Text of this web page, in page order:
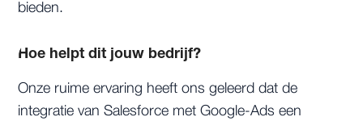
bieden.
Hoe helpt dit jouw bedrijf?
Onze ruime ervaring heeft ons geleerd dat de
integratie van Salesforce met Google-Ads een